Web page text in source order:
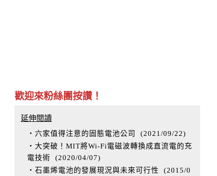
歡迎來粉絲團按讚！
延伸閱讀
‧六家值得注意的固態電池公司 (2021/09/22)
‧大突破！MIT將Wi-Fi電磁波轉換成直流電的充
電技術 (2020/04/07)
‧石墨烯電池的發展現況與未來可行性
(2015/0